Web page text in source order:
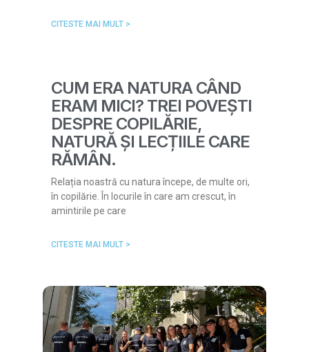
CITESTE MAI MULT >
CUM ERA NATURA CÂND
ERAM MICI? TREI POVEȘTI
DESPRE COPILĂRIE,
NATURĂ ȘI LECȚIILE CARE
RĂMÂN.
Relația noastră cu natura începe, de multe ori,
în copilărie. În locurile în care am crescut, în
amintirile pe care
CITESTE MAI MULT >